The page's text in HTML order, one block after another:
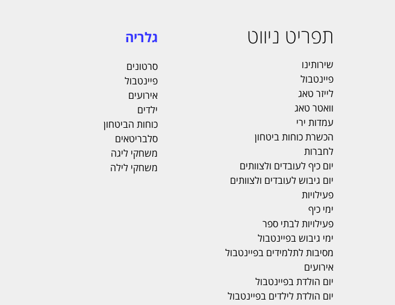
תפריט ניווט
שירותינו
פיינטבול
לייזר טאג
וואטר טאג
עמדות ירי
הכשרת כוחות ביטחון
לחברות
יום כיף לעובדים ולצוותים
יום גיבוש לעובדים ולצוותים
פעילויות
ימי כיף
פעילויות לבתי ספר
ימי גיבוש בפיינטבול
מסיבות לתלמידים בפיינטבול
אירועים
יום הולדת בפיינטבול
יום הולדת לילדים בפיינטבול
גלריה
סרטונים
פיינטבול
אירועים
ילדים
כוחות הביטחון
סלבריטאים
משחקי ליגה
משחקי לילה